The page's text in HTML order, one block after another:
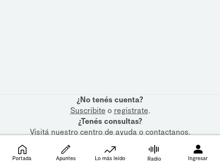
¿No tenés cuenta?
Suscribite o registrate.
¿Tenés consultas?
Visitá nuestrocentro de ayudaocontactanos.
Portada Apuntes Lo más leído Radio Ingresar